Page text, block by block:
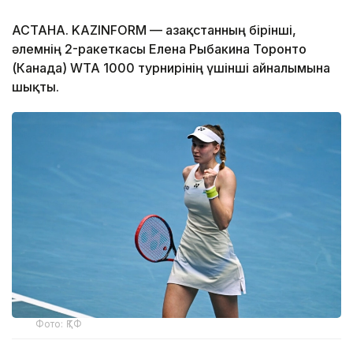
АСТАНА. KAZINFORM — Қазақстанның бірінші,
әлемнің 2-ракеткасы Елена Рыбакина Торонто
(Канада) WTA 1000 турнирінің үшінші айналымына
шықты.
Фото: ҚТФ